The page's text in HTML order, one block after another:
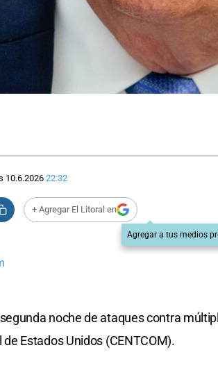
10.6.202622:32
+ Agregar El Litoral en
Agregar a tus medios
noche de ataques contra
Estados Unidos (CENTCOM).